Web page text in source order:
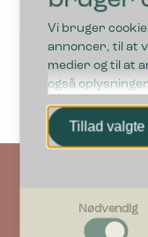
Vi bruger
annoncer, til at
medier og til at
også
hjemmeside
medier,
disse data med
Tillad valgte
Nødvendig
Bica Model
liter Løftelåg/
Bica Model
liter